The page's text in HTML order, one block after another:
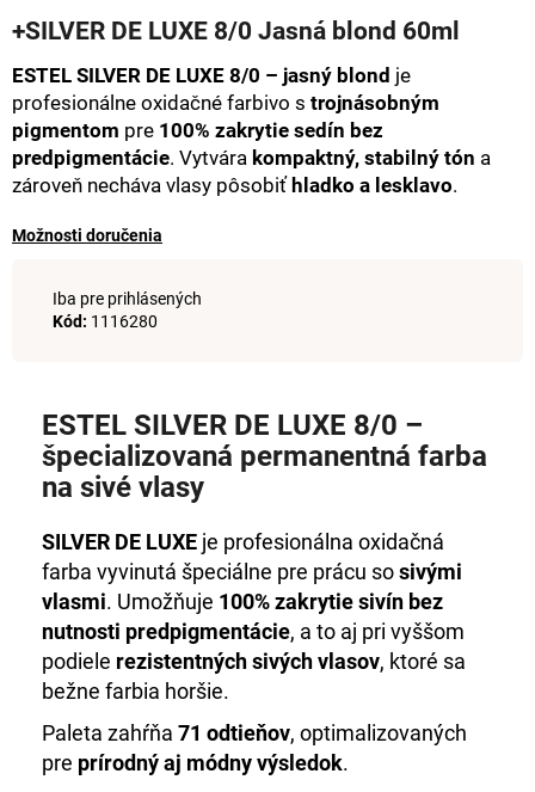
produktu
0,0
z
5
hviezdičiek.
+SILVER DE LUXE 8/0 Jasná blond 60ml
ESTEL SILVER DE LUXE 8/0 – jasný blond je
profesionálne oxidačné farbivo s trojnásobným
pigmentom pre 100% zakrytie sedín bez
predpigmentácie. Vytvára kompaktný, stabilný tón a
zároveň necháva vlasy pôsobiť hladko a lesklavo.
Možnosti doručenia
Iba pre prihlásených
Kód: 1116280
ESTEL SILVER DE LUXE 8/0 –
špecializovaná permanentná farba
na sivé vlasy
SILVER DE LUXE je profesionálna oxidačná
farba vyvinutá špeciálne pre prácu sosivými
vlasmi. Umožňuje 100% zakrytie sivín bez
nutnosti predpigmentácie, a to aj pri vyššom
podiele rezistentných sivých vlasov, ktoré sa
bežne farbia horšie.
Paleta zahŕňa 71 odtieňov, optimalizovaných
pre prírodný aj módny výsledok.
á
j
s
ť
?
m
DE
3%
OXIDANT
1000